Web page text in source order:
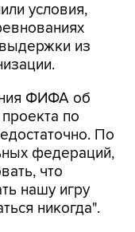
условия,
из
ФИФА об
по
По
федераций,
что
нашу игру
никогда".